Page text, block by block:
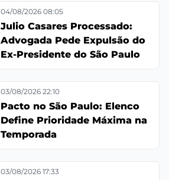
04/08/2026 08:05
Julio Casares Processado:
Advogada Pede Expulsão do
Ex-Presidente do São Paulo
03/08/2026 22:10
Pacto no São Paulo: Elenco
Define Prioridade Máxima na
Temporada
03/08/2026 17:33